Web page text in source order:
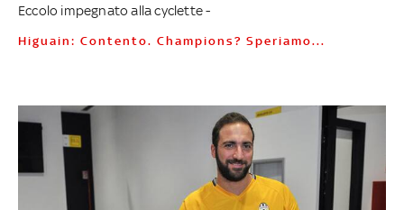
Eccolo impegnato alla cyclette -
Higuain: Contento. Champions? Speriamo...